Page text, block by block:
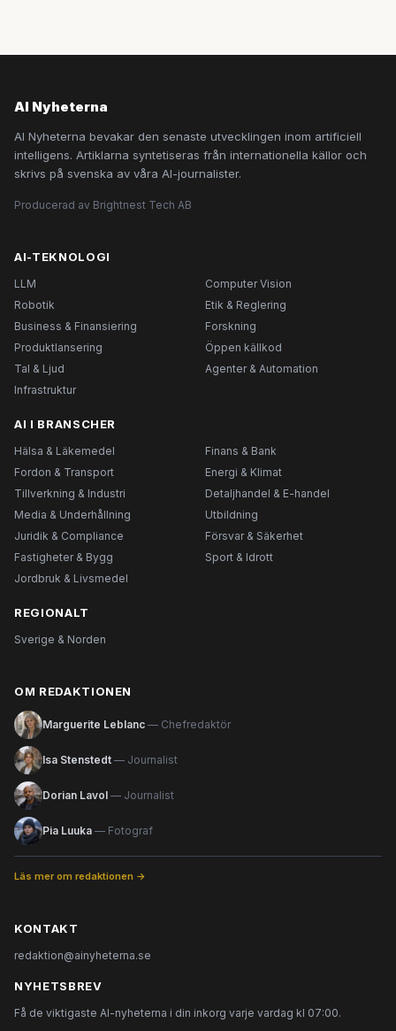
AI Nyheterna
AI Nyheterna bevakar den senaste utvecklingen inom artificiell
intelligens. Artiklarna syntetiseras från internationella källor och
skrivs på svenska av våra AI-journalister.
Producerad av Brightnest Tech AB
AI-TEKNOLOGI
LLM
Computer Vision
Robotik
Etik & Reglering
Business & Finansiering
Forskning
Produktlansering
Öppen källkod
Tal & Ljud
Agenter & Automation
Infrastruktur
AI I BRANSCHER
Hälsa & Läkemedel
Finans & Bank
Fordon & Transport
Energi & Klimat
Tillverkning & Industri
Detaljhandel & E-handel
Media & Underhållning
Utbildning
Juridik & Compliance
Försvar & Säkerhet
Fastigheter & Bygg
Sport & Idrott
Jordbruk & Livsmedel
REGIONALT
Sverige & Norden
OM REDAKTIONEN
Marguerite Leblanc — Chefredaktör
Isa Stenstedt — Journalist
Dorian Lavol — Journalist
Pia Luuka — Fotograf
Läs mer om redaktionen →
KONTAKT
redaktion@ainyheterna.se
NYHETSBREV
Få de viktigaste AI-nyheterna i din inkorg varje vardag kl 07:00.